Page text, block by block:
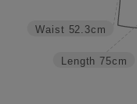
Length 75cm
Waist 52.3cm